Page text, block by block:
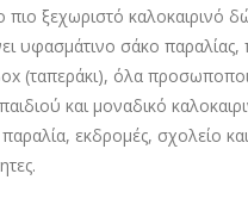
πιο ξεχωριστό καλοκαιρινό
υφασμάτινο σάκο
(ταπεράκι), όλα
και μοναδικό
παραλία, εκδρομές, σχολείο